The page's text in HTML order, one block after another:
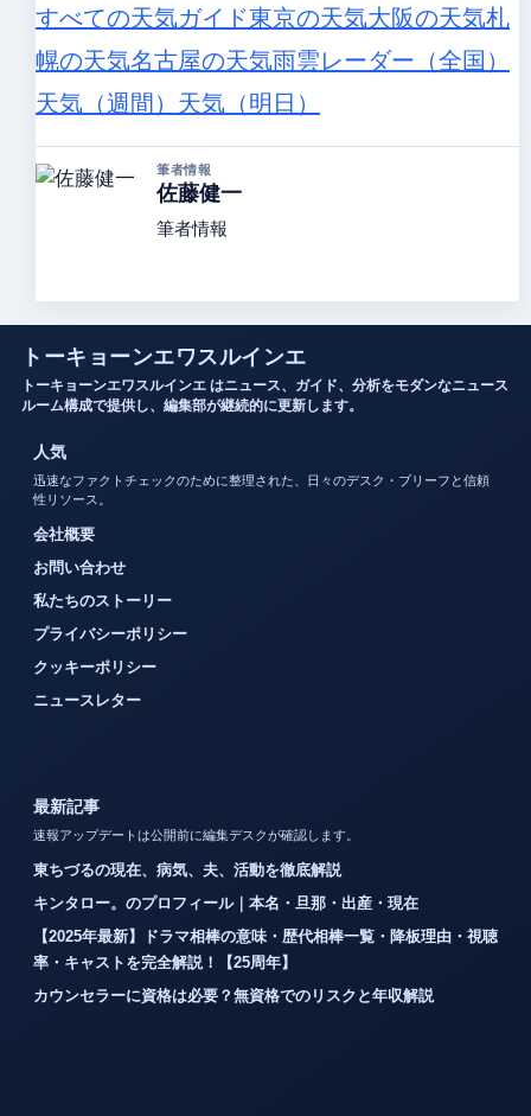
すべての天気ガイド東京の天気大阪の天気札
幌の天気名古屋の天気雨雲レーダー（全国）
天気（週間） 天気（明日）
筆者情報
佐藤健一
筆者情報
トーキョーンエワスルインエ
トーキョーンエワスルインエ はニュース、ガイド、分析をモダンなニュース
ルーム構成で提供し、編集部が継続的に更新します。
人気
迅速なファクトチェックのために整理された、日々のデスク・ブリーフと信頼
性リソース。
会社概要
お問い合わせ
私たちのストーリー
プライバシーポリシー
クッキーポリシー
ニュースレター
最新記事
速報アップデートは公開前に編集デスクが確認します。
東ちづるの現在、病気、夫、活動を徹底解説
キンタロー。のプロフィール｜本名・旦那・出産・現在
【2025年最新】ドラマ相棒の意味・歴代相棒一覧・降板理由・視聴
率・キャストを完全解説！【25周年】
カウンセラーに資格は必要？無資格でのリスクと年収解説